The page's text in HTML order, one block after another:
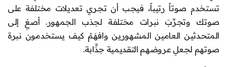
تستخدم صوتاً رتيباً، فيجب أن تجري تعديلات مختلفة على
صوتك وتجرِّبَ نبرات مختلفة لجذب الجمهور. أصغِ إلى
المتحدثين العامين المشهورين وافهَمْ كيف يستخدمون نبرة
صوتهم لجعلِ عروضهم التقديمية جذَّابة.